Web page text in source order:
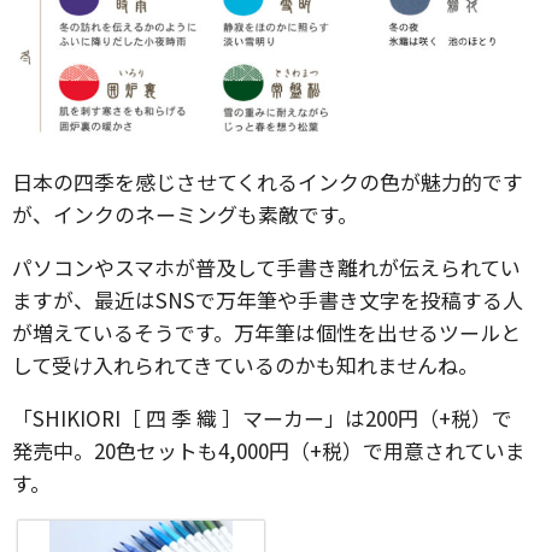
日本の四季を感じさせてくれるインクの色が魅力的です
が、インクのネーミングも素敵です。
パソコンやスマホが普及して手書き離れが伝えられてい
ますが、最近はSNSで万年筆や手書き文字を投稿する人
が増えているそうです。万年筆は個性を出せるツールと
して受け入れられてきているのかも知れませんね。
「SHIKIORI［ 四 季 織 ］マーカー」は200円（+税）で
発売中。20色セットも4,000円（+税）で用意されていま
す。